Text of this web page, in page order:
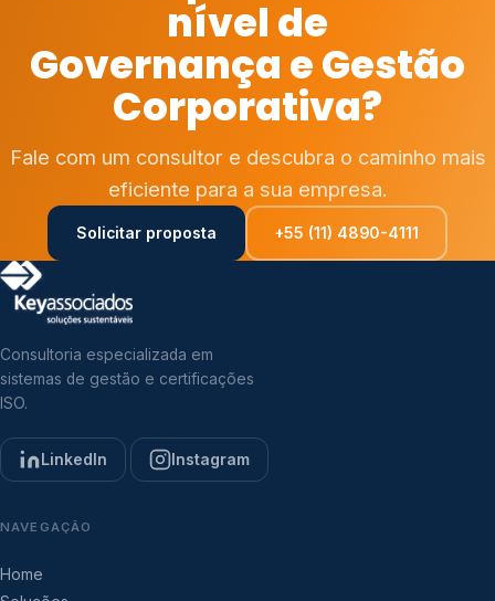
nível de
Governança e Gestão
Corporativa?
Fale com um consultor e descubra o caminho mais
eficiente para a sua empresa.
Solicitar proposta +55 (11) 4890-4111
Consultoria especializada em
sistemas de gestão e certificações
ISO.
LinkedIn Instagram
NAVEGAÇÃO
Home